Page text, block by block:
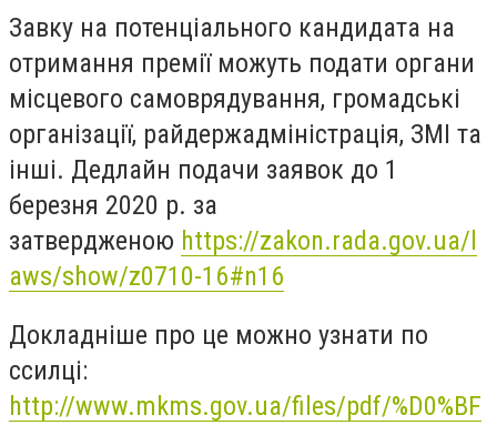
Завку на потенціального кандидата на
отримання премії можуть подати органи
місцевого самоврядування, громадські
організації, райдержадміністрація, ЗМІ та
інші. Дедлайн подачи заявок до 1
березня 2020 р. за
затвердженою https://zakon.rada.gov.ua/l
aws/show/z0710-16#n16
Докладніше про це можно узнати по
ссилці:
http://www.mkms.gov.ua/files/pdf/%D0%BF